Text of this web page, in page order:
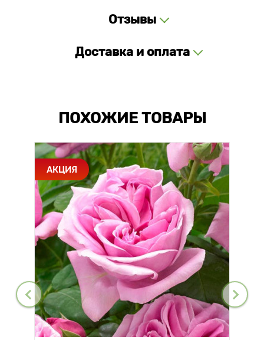
Отзывы
Доставка и оплата
ПОХОЖИЕ ТОВАРЫ
АКЦИЯ